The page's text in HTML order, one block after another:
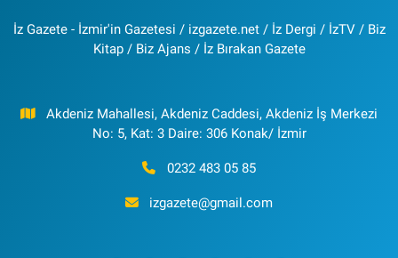
İz Gazete - İzmir'in Gazetesi / izgazete.net / İz Dergi / İzTV / Biz
Kitap / Biz Ajans / İz Bırakan Gazete
Akdeniz Mahallesi, Akdeniz Caddesi, Akdeniz İş Merkezi
No: 5, Kat: 3 Daire: 306 Konak/ İzmir
0232 483 05 85
izgazete@gmail.com